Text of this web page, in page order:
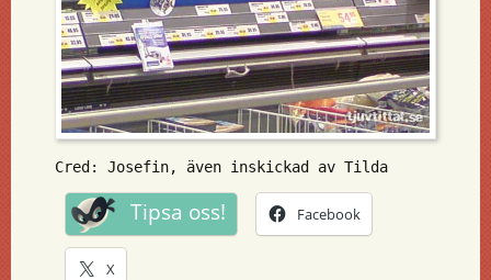
Cred: Josefin, även inskickad av Tilda
Tipsa oss! Facebook
X